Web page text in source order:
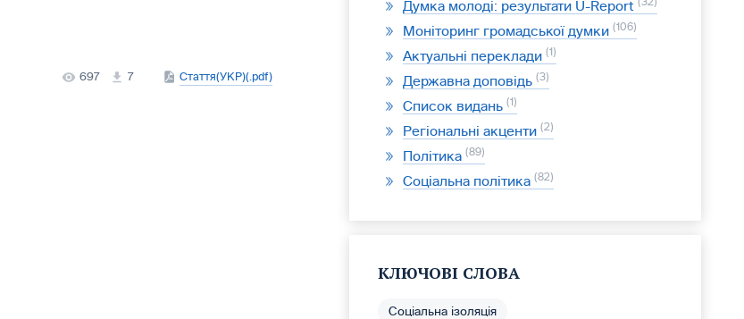
697 7 Стаття(УКР)(.pdf)
Думка молоді: результати U-Report
Моніторинг громадської думки 106
Актуальні переклади 1
Державна доповідь 3
Список видань 1
Регіональні акценти 2
Політика 89
Соціальна політика 82
КЛЮЧОВІ СЛОВА
Соціальна ізоляція